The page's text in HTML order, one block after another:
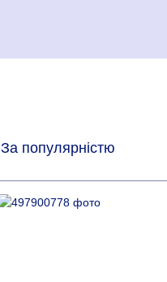
За популярністю